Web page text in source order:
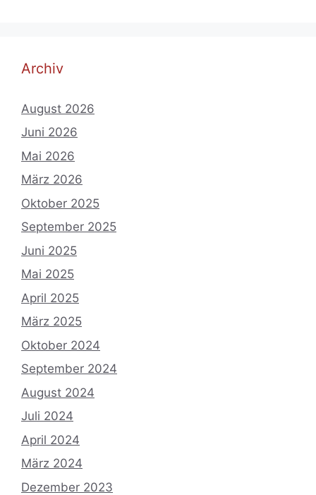
Archiv
August 2026
Juni 2026
Mai 2026
März 2026
Oktober 2025
September 2025
Juni 2025
Mai 2025
April 2025
März 2025
Oktober 2024
September 2024
August 2024
Juli 2024
April 2024
März 2024
Dezember 2023